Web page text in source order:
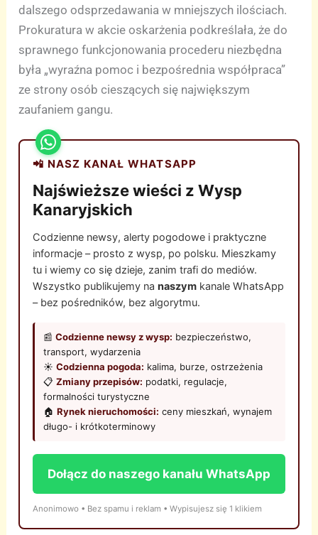
dalszego odsprzedawania w mniejszych ilościach.
Prokuratura w akcie oskarżenia podkreślała, że do
sprawnego funkcjonowania procederu niezbędna
była „wyraźna pomoc i bezpośrednia współpraca”
ze strony osób cieszących się największym
zaufaniem gangu.
📲 NASZ KANAŁ WHATSAPP
Najświeższe wieści z Wysp
Kanaryjskich
Codzienne newsy, alerty pogodowe i praktyczne
informacje – prosto z wysp, po polsku. Mieszkamy
tu i wiemy co się dzieje, zanim trafi do mediów.
Wszystko publikujemy nanaszym kanale WhatsApp
– bez pośredników, bez algorytmu.
📰Codzienne newsy z wysp: bezpieczeństwo,
transport, wydarzenia
☀️Codzienna pogoda: kalima, burze, ostrzeżenia
📋Zmiany przepisów: podatki, regulacje,
formalności turystyczne
🏠Rynek nieruchomości: ceny mieszkań, wynajem
długo- i krótkoterminowy
Dołącz do naszego kanału WhatsApp
Anonimowo • Bez spamu i reklam • Wypisujesz się 1 klikiem